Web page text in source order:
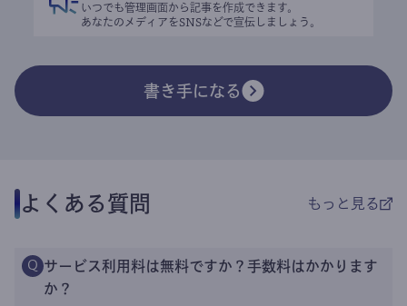
いつでも管理画面から記事を作成できます。
あなたのメディアをSNSなどで宣伝しましょう。
書き手になる
よくある質問 もっと見る
Q サービス利用料は無料ですか？手数料はかかります
か？